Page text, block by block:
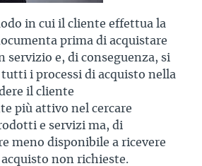
in cui il cliente effettua la
prima di acquistare
servizio e, di conseguenza, si
i processi di acquisto nella
il cliente
più attivo nel cercare
e servizi ma, di
meno disponibile a ricevere
non richieste.